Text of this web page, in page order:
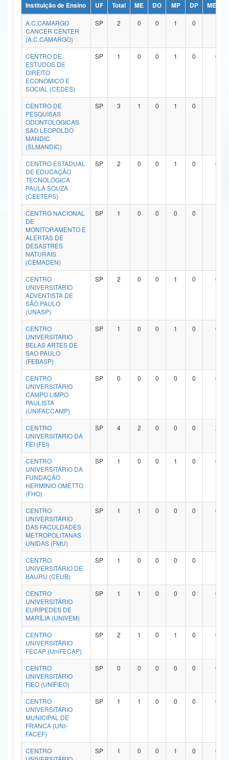
Ministério da Ciência, Tecnologia, Inovações e Comunicações
Ministério do Meio Ambiente
Ministério do Turismo
Ministério do Desenvolvimento Regional
Controladoria-Geral da União
Ministério da Mulher, da Família e dos Direitos Humanos
Secretaria-Geral
Secretaria de Governo
Gabinete de Segurança Institucional
Advocacia-Geral da União
Banco Central do Brasil
Instituição de Ensino UF Total ME DO MP DP
ME/DO
A.C.CAMARGO
CANCER CENTER
(A.C.CAMARGO)
SP 2 0 0 1 0
CENTRO DE
ESTUDOS DE
DIREITO
ECONOMICO E
SOCIAL (CEDES)
SP 1 0 0 1 0 0
CENTRO DE
PESQUISAS
ODONTOLOGICAS
SAO LEOPOLDO
MANDIC
(SLMANDIC)
SP 3 1 0 1 0
CENTRO ESTADUAL
DE EDUCAÇÃO
TECNOLÓGICA
PAULA SOUZA
(CEETEPS)
SP 2 0 0 1 0 0
CENTRO NACIONAL
DE
MONITORAMENTO E
ALERTAS DE
DESASTRES
NATURAIS
(CEMADEN)
SP 1 0 0 0 0
CENTRO
UNIVERSITÁRIO
ADVENTISTA DE
SÃO PAULO
(UNASP)
SP 2 0 0 1 0 0
CENTRO
UNIVERSITARIO
BELAS ARTES DE
SAO PAULO
(FEBASP)
SP 1 0 0 1 0 0
CENTRO
UNIVERSITÁRIO
CAMPO LIMPO
PAULISTA
(UNIFACCAMP)
SP 0 0 0 0 0 0
CENTRO
UNIVERSITARIO DA
FEI (FEI)
SP 4 2 0 0 0 2
CENTRO
UNIVERSITÁRIO DA
FUNDAÇÃO
HERMINIO OMETTO
(FHO)
SP 1 0 0 1 0 0
CENTRO
UNIVERSITÁRIO
DAS FACULDADES
METROPOLITANAS
UNIDAS (FMU)
SP 1 1 0 0 0 0
CENTRO
UNIVERSITÁRIO DE
BAURU (CEUB)
SP 1 0 0 0 0
CENTRO
UNIVERSITÁRIO
EURÍPEDES DE
MARÍLIA (UNIVEM)
SP 1 1 0 0 0 0
CENTRO
UNIVERSITÁRIO
FECAP (UniFECAP)
SP 2 1 0 1 0 0
CENTRO
UNIVERSITÁRIO
FIEO (UNIFIEO)
SP 0 0 0 0 0 0
CENTRO
UNIVERSITÁRIO
MUNICIPAL DE
FRANCA (UNI-
FACEF)
SP 1 1 0 0 0 0
CENTRO
SP 1 0 0 1 0 0